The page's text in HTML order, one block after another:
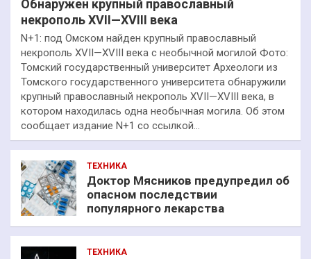
Обнаружен крупный православный
некрополь XVII—XVIII века
N+1: под Омском найден крупный православный
некрополь XVII—XVIII века с необычной могилой Фото:
Томский государственный университет Археологи из
Томского государственного университета обнаружили
крупный православный некрополь XVII—XVIII века, в
котором находилась одна необычная могила. Об этом
сообщает издание N+1 со ссылкой…
ТЕХНИКА
Доктор Мясников предупредил об
опасном последствии
популярного лекарства
ТЕХНИКА